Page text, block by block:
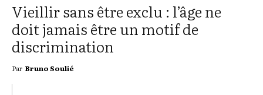
Vieillir sans être exclu : l’âge ne
doit jamais être un motif de
discrimination
Par Bruno Soulié